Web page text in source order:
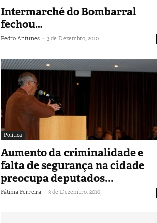
Intermarché do Bombarral
fechou…
Pedro Antunes - 3 de Dezembro, 2010
Política
Aumento da criminalidade e
falta de segurança na cidade
preocupa deputados...
Fátima Ferreira - 3 de Dezembro, 2010